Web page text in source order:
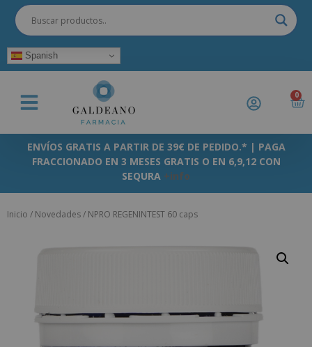
Spanish
0
ENVÍOS GRATIS A PARTIR DE 39€ DE PEDIDO.* | PAGA
FRACCIONADO EN 3 MESES GRATIS O EN 6,9,12 CON
SEQURA +info
Inicio / Novedades/ NPRO REGENINTEST 60 caps